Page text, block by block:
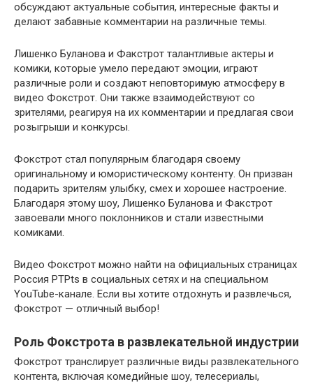
обсуждают актуальные события, интересные факты и
делают забавные комментарии на различные темы.
Лишенко Буланова и Факстрот талантливые актеры и
комики, которые умело передают эмоции, играют
различные роли и создают неповторимую атмосферу в
видео Фокстрот. Они также взаимодействуют со
зрителями, реагируя на их комментарии и предлагая свои
розыгрыши и конкурсы.
Фокстрот стал популярным благодаря своему
оригинальному и юмористическому контенту. Он призван
подарить зрителям улыбку, смех и хорошее настроение.
Благодаря этому шоу, Лишенко Буланова и Факстрот
завоевали много поклонников и стали известными
комиками.
Видео Фокстрот можно найти на официальных страницах
Россия РТРts в социальных сетях и на специальном
YouTube-канале. Если вы хотите отдохнуть и развлечься,
Фокстрот — отличный выбор!
Роль Фокстрота в развлекательной индустрии
Фокстрот транслирует различные виды развлекательного
контента, включая комедийные шоу, телесериалы,